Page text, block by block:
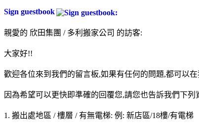
Sign guestbook
親愛的 欣田集團 / 多利搬家公司 的訪客:
大家好!!
歡迎各位來到我們的留言板,如果有任何的問題,都可以
因為希望可以更快即準確的回覆您,請您也告訴我們下列
1. 搬出處地區 / 樓層 / 有無電梯: 例: 新店區/18樓/有電梯